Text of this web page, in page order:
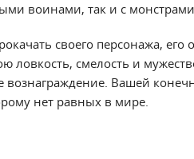
воинами, так и с
своего персонажа,
ловкость, смелость и
Вашей
нет равных в мире.